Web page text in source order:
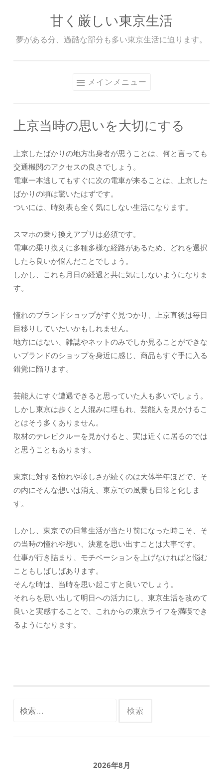
テ
ッ
甘く厳しい東京生活
夢がある分、過酷な部分も多い東京生活に迫ります。
メインメニュー
上京当時の思いを大切にする
上京したばかりの地方出身者が思うことは、何と言っても
交通機関のアクセスの良さでしょう。
電車一本逃してもすぐに次の電車が来ることは、上京した
ばかりの頃は驚いたはずです。
ついには、時刻表も全く気にしない生活になります。
スマホの乗り換えアプリは必須です。
電車の乗り換えに多種多様な経路があるため、どれを選択
したら良いか悩んだことでしょう。
しかし、これも月日の経過と共に気にしないようになりま
す。
憧れのブランドショップがすぐ見つかり、上京直後は毎日
目移りしていたいかもしれません。
地方にはない、雑誌やネットのみでしか見ることができな
いブランドのショップを身近に感じ、商品もすぐ手に入る
錯覚に陥ります。
芸能人にすぐ遭遇できると思っていた人も多いでしょう。
しかし東京は歩くと人混みに埋もれ、芸能人を見かけるこ
とはそう多くありません。
取材のテレビクルーを見かけると、実は近くに居るのでは
と思うこともあります。
東京に対する憧れや珍しさが続くのは大体半年ほどで、そ
の内にそんな想いは消え、東京での風景も日常と化しま
す。
しかし、東京での日常生活が当たり前になった時こそ、そ
の当時の憧れや想い、決意を思い出すことは大事です。
仕事が行き詰まり、モチベーションを上げなければと悩む
こともしばしばあります。
そんな時は、当時を思い起こすと良いでしょう。
それらを思い出して明日への活力にし、東京生活を改めて
良いと実感することで、これからの東京ライフを満喫でき
るようになります。
2026年8月